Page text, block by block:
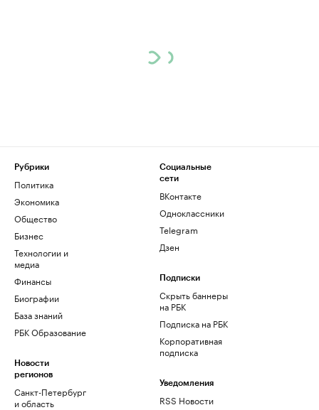
Рубрики
Политика
Экономика
Общество
Бизнес
Технологии и
медиа
Финансы
Биографии
База знаний
РБК Образование
Новости
регионов
Санкт-Петербург
и область
Социальные
сети
ВКонтакте
Одноклассники
Telegram
Дзен
Подписки
Скрыть баннеры
на РБК
Подписка на РБК
Корпоративная
подписка
Уведомления
RSS Новости